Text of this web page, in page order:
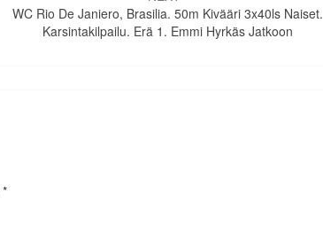
WC Rio De Janiero, Brasilia. 50m Kivääri 3x40ls Naiset.
Karsintakilpailu. Erä 1. Emmi Hyrkäs Jatkoon
*